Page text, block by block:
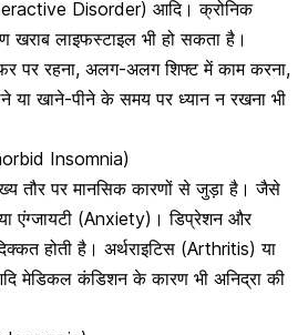
Disorder) आदि। क्रोनिक
खराब लाइफस्टाइल भी हो सकता है।
पर रहना, अलग-अलग शिफ्ट में काम करना,
या खाने-पीने के समय पर ध्यान न रखना भी
Insomnia)
तौर पर मानसिक कारणों से जुड़ा है। जैसे
एंग्जायटी (Anxiety) । डिप्रेशन और
होती है। अर्थराइटिस (Arthritis) या
मेडिकल कंडिशन के कारण भी अनिद्रा की